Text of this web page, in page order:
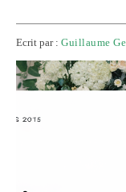
Ecrit par : Guillaume